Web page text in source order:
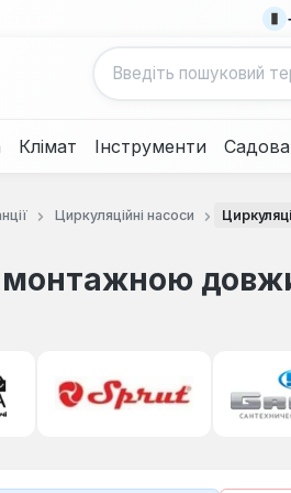
Клімат Інструменти Садова
Циркуляційні насоси
монтажною